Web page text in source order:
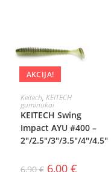
AKCIJA!
PASIRINKTI
SAVYBES
Keitech, KEITECH
guminukai
KEITECH Swing
Impact AYU #400 –
2″/2.5″/3″/3.5″/4″/4.5″
6,90€ 6,00 €